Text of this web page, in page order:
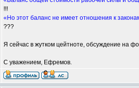
!!!
«Но этот баланс не имеет отношения к
???
Я сейчас в жутком цейтноте, обсуждение на
С уважением, Ефремов.